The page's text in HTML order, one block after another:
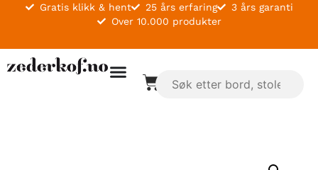
Gratis klikk & hent 25 års erfaring
3 års garanti
Over 10.000 produkter